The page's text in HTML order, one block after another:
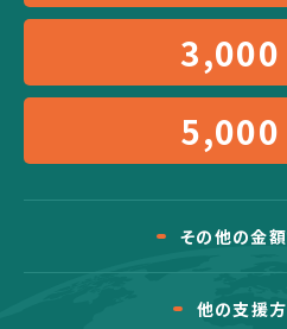
3,000
5,000
その他の金
他の支援